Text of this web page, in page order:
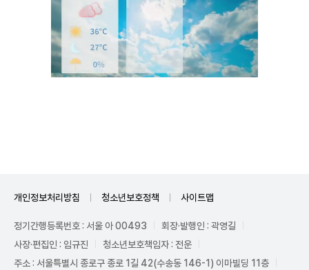
개인정보처리방침 청소년보호정책 사이트맵
정기간행등록번호 : 서울 아 00493
회장·발행인 : 곽영길
사장·편집인 : 임규진
청소년보호책임자 : 전운
주소 : 서울특별시 종로구 종로 1길 42(수송동 146-1) 이마빌딩 11층